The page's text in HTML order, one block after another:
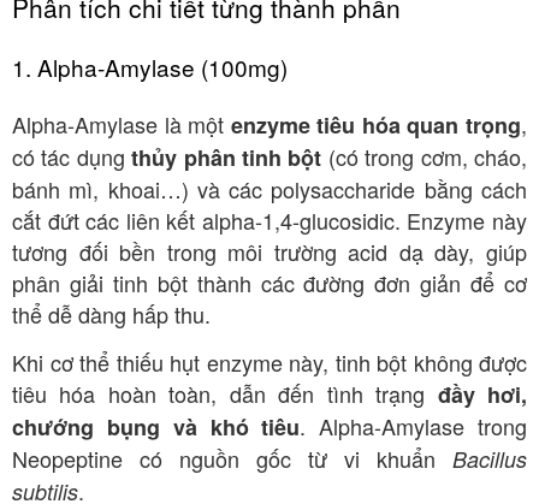
1. Alpha-Amylase (100mg)
Alpha-Amylase là một enzyme tiêu hóa quan trọng,
có tác dụngthủy phân tinh bột (có trong cơm, cháo,
bánh mì, khoai…) và các polysaccharide bằng cách
cắt đứt các liên kết alpha-1,4-glucosidic. Enzyme này
tương đối bền trong môi trường acid dạ dày, giúp
phân giải tinh bột thành các đường đơn giản để cơ
thể dễ dàng hấp thu.
Khi cơ thể thiếu hụt enzyme này, tinh bột không được
tiêu hóa hoàn toàn, dẫn đến tình trạng đầy hơi,
chướng bụng và khó tiêu. Alpha-Amylase trong
Neopeptine có nguồn gốc từ vi khuẩn Bacillus
subtilis.